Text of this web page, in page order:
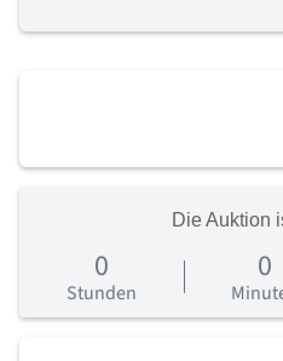
Die Auktion
0
Stunden
0